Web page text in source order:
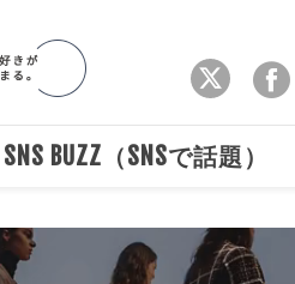
SNS BUZZ（SNSで話題）